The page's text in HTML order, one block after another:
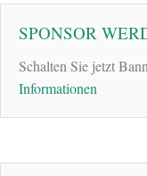
SPONSOR
Schalten Sie jetzt
Informationen